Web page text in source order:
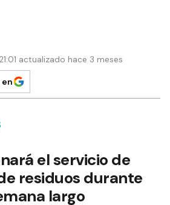
actualizado hace 3 meses
el servicio de
residuos durante
largo